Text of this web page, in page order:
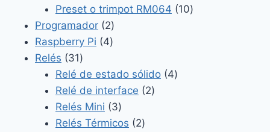
Preset o trimpot RM064 1010
Programador 22
productos
Raspberry Pi 44
Relés 3131
productos
Relé de estado sólido 44
Relé de interface 22
Relés Mini 33
productos
Relés Térmicos 22